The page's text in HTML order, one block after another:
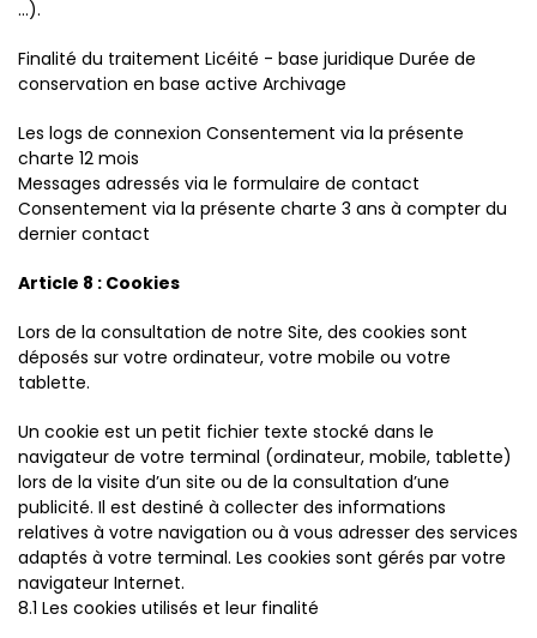
...).
Finalité du traitement Licéité - base juridique Durée de
conservation en base active Archivage
Les logs de connexion Consentement via la présente
charte 12 mois
Messages adressés via le formulaire de contact
Consentement via la présente charte 3 ans à compter du
dernier contact
Article 8 : Cookies
Lors de la consultation de notre Site, des cookies sont
déposés sur votre ordinateur, votre mobile ou votre
tablette.
Un cookie est un petit fichier texte stocké dans le
navigateur de votre terminal (ordinateur, mobile, tablette)
lors de la visite d’un site ou de la consultation d’une
publicité. Il est destiné à collecter des informations
relatives à votre navigation ou à vous adresser des services
adaptés à votre terminal. Les cookies sont gérés par votre
navigateur Internet.
8.1 Les cookies utilisés et leur finalité